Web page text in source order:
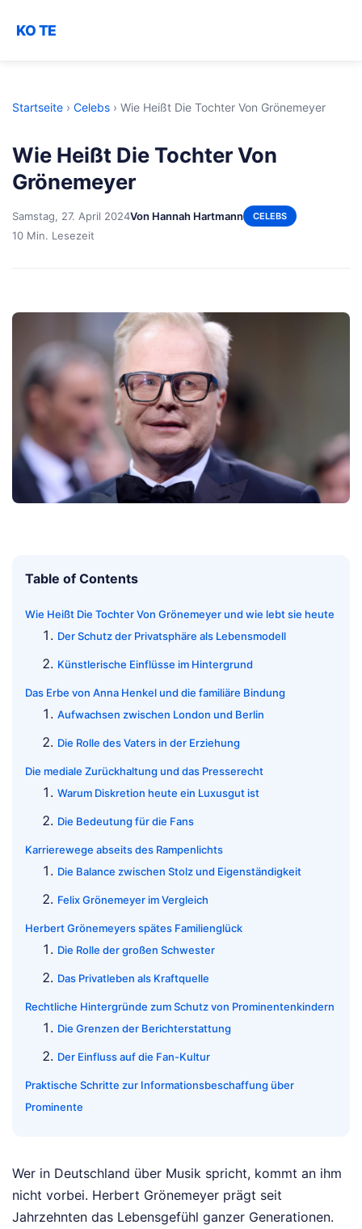
KO TE
Startseite › Celebs › Wie Heißt Die Tochter Von Grönemeyer
Wie Heißt Die Tochter Von
Grönemeyer
Samstag, 27. April 2024Von Hannah Hartmann CELEBS
10 Min. Lesezeit
Table of Contents
Wie Heißt Die Tochter Von Grönemeyer und wie lebt sie heute
Der Schutz der Privatsphäre als Lebensmodell
Künstlerische Einflüsse im Hintergrund
Das Erbe von Anna Henkel und die familiäre Bindung
Aufwachsen zwischen London und Berlin
Die Rolle des Vaters in der Erziehung
Die mediale Zurückhaltung und das Presserecht
Warum Diskretion heute ein Luxusgut ist
Die Bedeutung für die Fans
Karrierewege abseits des Rampenlichts
Die Balance zwischen Stolz und Eigenständigkeit
Felix Grönemeyer im Vergleich
Herbert Grönemeyers spätes Familienglück
Die Rolle der großen Schwester
Das Privatleben als Kraftquelle
Rechtliche Hintergründe zum Schutz von Prominentenkindern
Die Grenzen der Berichterstattung
Der Einfluss auf die Fan-Kultur
Praktische Schritte zur Informationsbeschaffung über
Prominente
Wer in Deutschland über Musik spricht, kommt an ihm
nicht vorbei. Herbert Grönemeyer prägt seit
Jahrzehnten das Lebensgefühl ganzer Generationen.